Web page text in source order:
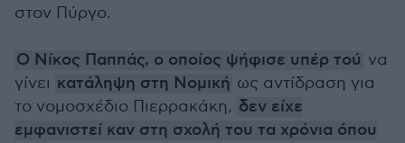
στον Πύργο.
Ο Νίκος Παππάς, ο οποίος ψήφισε υπέρ τού να
γίνει κατάληψη στη Νομική ως αντίδραση για
το νομοσχέδιο Πιερρακάκη, δεν είχε
εμφανιστεί καν στη σχολή του τα χρόνια όπου